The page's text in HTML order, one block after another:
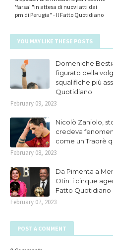
'farsa' "in attesa di nuovi atti dai
pm di Perugia" - Il Fatto Quotidiano
YOU MAY LIKE THESE POSTS
Domeniche
figurato della
squalifiche più
Quotidiano
February 09, 2023
Nicolò Zaniolo,
credeva
come un Traorè
February 08, 2023
Da Pimenta a
Otin: i cinque
Fatto Quotidiano
February 07, 2023
POST A COMMENT